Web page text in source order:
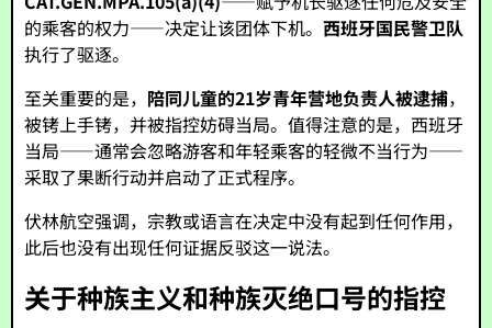
的乘客的权力——决定让该团体下机。西班牙国民警卫队
执行了驱逐。
至关重要的是， 陪同儿童的21岁青年营地负责人被逮捕，
被铐上手铐，并被指控妨碍当局。值得注意的是，西班牙
当局——通常会忽略游客和年轻乘客的轻微不当行为——
采取了果断行动并启动了正式程序。
伏林航空强调，宗教或语言在决定中没有起到任何作用，
此后也没有出现任何证据反驳这一说法。
关于种族主义和种族灭绝口号的指控